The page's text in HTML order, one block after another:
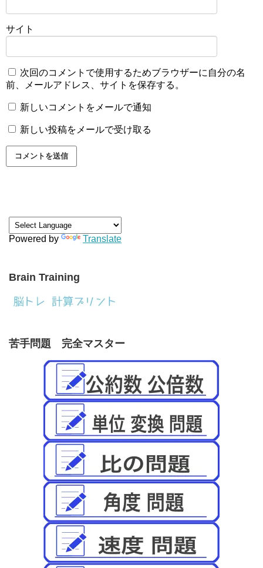
サイト
次回のコメントで使用するためブラウザーに自分の名
前、メールアドレス、サイトを保存する。
新しいコメントをメールで通知
新しい投稿をメールで受け取る
Powered by Translate
Brain Training
苦手問題 完全マスター